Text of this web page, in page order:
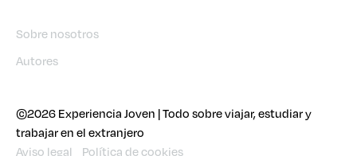
Sobre nosotros
Autores
©2026 Experiencia Joven | Todo sobre viajar, estudiar y
trabajar en el extranjero
Aviso legal
Política de cookies